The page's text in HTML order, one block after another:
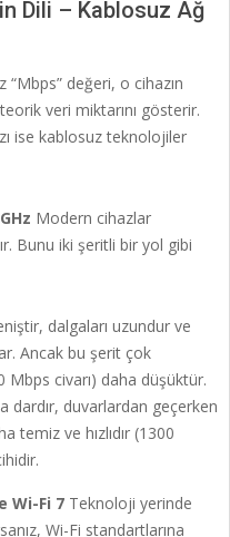
Dili – Kablosuz Ağ
değeri, o cihazın
veri miktarını gösterir.
ise kablosuz teknolojiler
Modern cihazlar
Bunu iki şeritli bir yol gibi
dalgaları uzundur ve
Ancak bu şerit çok
Mbps civarı) daha düşüktür.
dardır, duvarlardan geçerken
temiz ve hızlıdır (1300
Wi-Fi 7 Teknoloji yerinde
Wi-Fi standartlarına